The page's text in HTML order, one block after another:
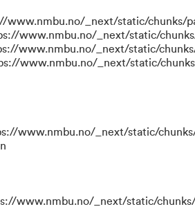
www.nmbu.no/_next/static/chunks/
www.nmbu.no/_next/static/
www.nmbu.no/_next/static/
www.nmbu.no/_next/static/
www.nmbu.no/_next/static/chunks/
www.nmbu.no/_next/static/chunks/